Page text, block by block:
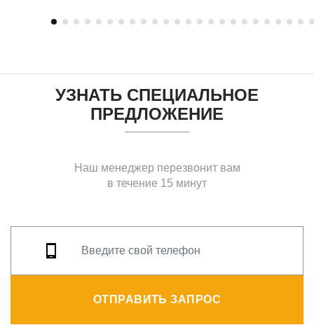
УЗНАТЬ СПЕЦИАЛЬНОЕ
ПРЕДЛОЖЕНИЕ
Наш менеджер перезвонит вам
в течение 15 минут
ОТПРАВИТЬ ЗАПРОС